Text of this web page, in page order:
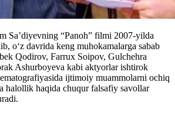
Sa’diyevning “Panoh” filmi 2007-yilda
o‘z davrida keng muhokamalarga sabab
Qodirov, Farrux Soipov, Gulchehra
Ashurboyeva kabi aktyorlar ishtirok
ijtimoiy muammolarni ochiq
halollik haqida chuqur falsafiy savollar